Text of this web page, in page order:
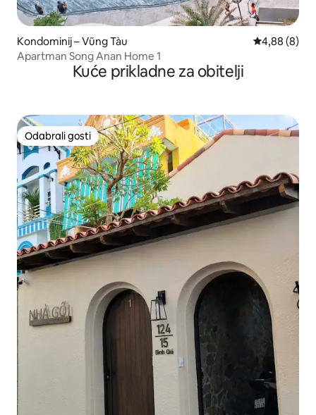
Kondominij – Vũng Tàu Prosječna
4,88 (8)
Apartman Song Anan Home 1
Kuće prikladne za obitelji
Odabrali gosti
Odabrali gosti